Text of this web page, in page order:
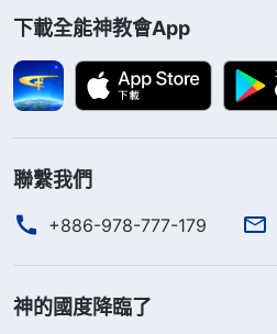
下載全能神教會App
聯繫我們
+886-978-777-179
神的國度降臨了